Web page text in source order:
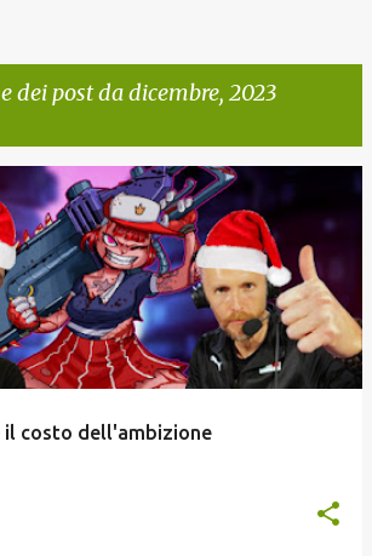
dei post da dicembre, 2023
il costo dell'ambizione